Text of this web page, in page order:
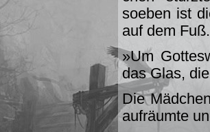
soeben ist
auf dem
»Um
das Glas,
Die
aufräumte